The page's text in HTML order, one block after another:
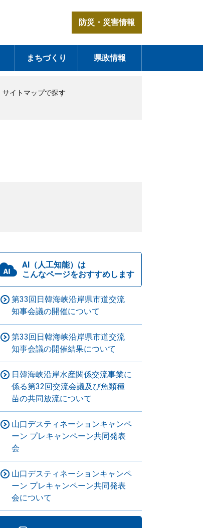
防災・災害情報
まちづくり 県政情報
サイトマップで探す
AI（人工知能）は
こんなページをおすすめします
第33回日韓海峡沿岸県市道交流
知事会議の開催について
第33回日韓海峡沿岸県市道交流
知事会議の開催結果について
日韓海峡沿岸水産関係交流事業に
係る第32回交流会議及び魚類種
苗の共同放流について
山口デスティネーションキャンペ
ーン プレキャンペーン共同発表
会
山口デスティネーションキャンペ
ーン プレキャンペーン共同発表
会について